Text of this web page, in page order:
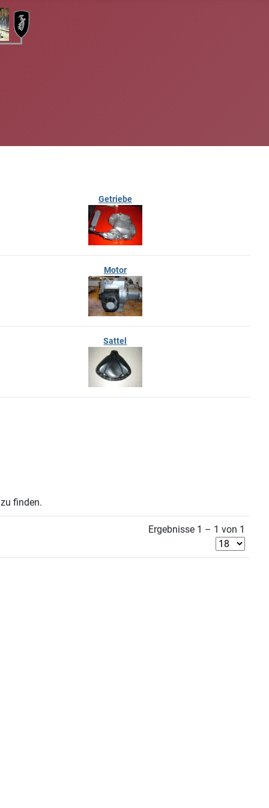
Getriebe
Motor
Sattel
finden.
Ergebnisse 1 – 1 von 1